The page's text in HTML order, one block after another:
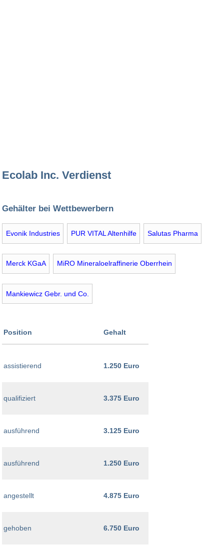
Ecolab Inc. Verdienst
Gehälter bei Wettbewerbern
Evonik Industries PUR VITAL Altenhilfe Salutas Pharma
Merck KGaA MiRO Mineraloelraffinerie Oberrhein
Mankiewicz Gebr. und Co.
Position Gehalt
assistierend 1.250 Euro
qualifiziert 3.375 Euro
ausführend 3.125 Euro
ausführend 1.250 Euro
angestellt 4.875 Euro
gehoben 6.750 Euro